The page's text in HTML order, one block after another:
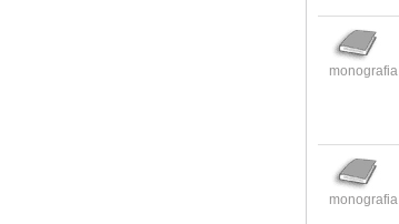
monografia
monografia